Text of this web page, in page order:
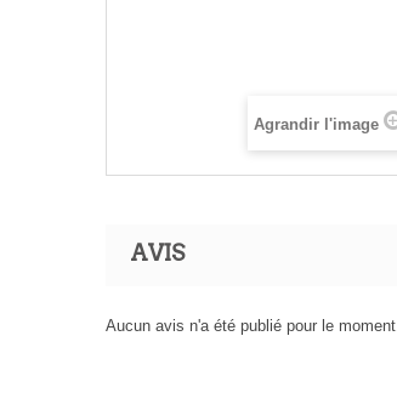
Agrandir l'image
AVIS
Aucun avis n'a été publié pour le moment.